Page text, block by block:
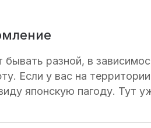
разной, в
Если у вас на
японскую пагоду. Тут